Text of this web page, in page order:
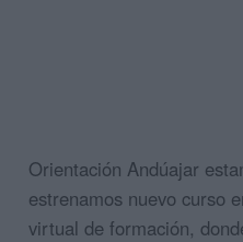
Orientación Andúajar
estrenamos nuevo curso
virtual de formación,